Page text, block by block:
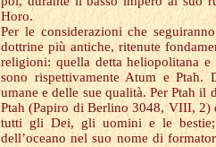
Horo.
Per le considerazioni che
dottrine più antiche, ritenute
religioni: quella detta heliopolitana
sono rispettivamente Atum e
umane e delle sue qualità. Per Ptah il
Ptah (Papiro di Berlino 3048, VIII, 2)
tutti gli Dei, gli uomini e le
dell’oceano nel suo nome di